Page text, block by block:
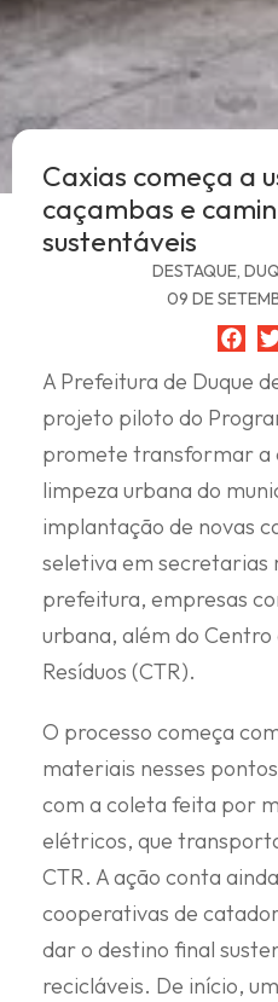
Caxias começa a
caçambas e
sustentáveis
DESTAQUE
09 DE
A Prefeitura de Duque
projeto piloto do
promete transformar a
limpeza urbana do
implantação de novas
seletiva em secretarias
prefeitura, empresas
urbana, além do
Resíduos (CTR).
O processo começa
materiais nesses
com a coleta feita por
elétricos, que
CTR. A ação conta
cooperativas de
dar o destino final
recicláveis. De início,